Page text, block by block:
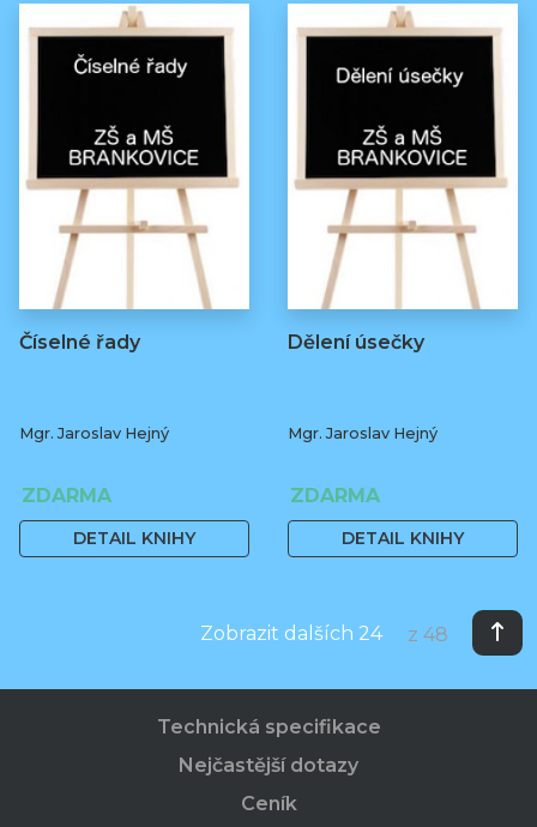
Číselné řady
Mgr. Jaroslav Hejný
ZDARMA
DETAIL KNIHY
Dělení úsečky
Mgr. Jaroslav Hejný
ZDARMA
DETAIL KNIHY
Zobrazit dalších 24 z 48
Technická specifikace
Nejčastější dotazy
Ceník